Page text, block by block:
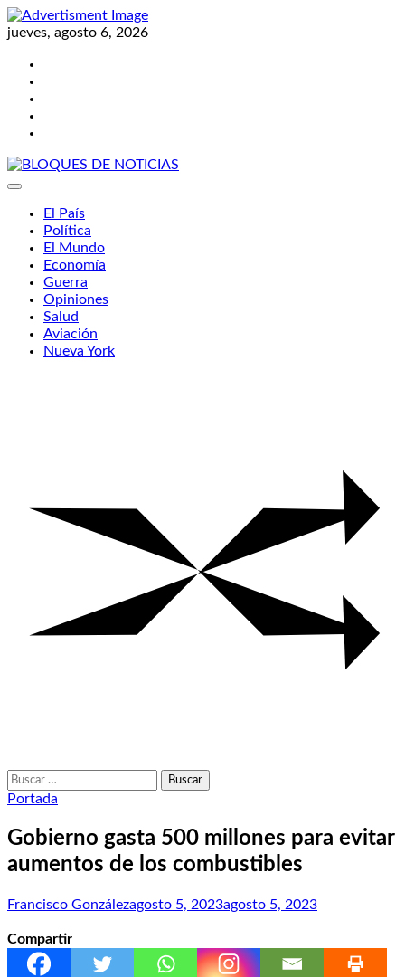
Skip
to
jueves, agosto 6, 2026
El País
Política
El Mundo
Economía
Guerra
Opiniones
Salud
Aviación
Nueva York
Buscar:
Portada
Gobierno gasta 500 millones para evitar
aumentos de los combustibles
Francisco Gonzálezagosto 5, 2023agosto 5, 2023
Compartir